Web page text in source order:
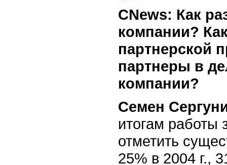
CNews: Как
компании?
партнерской
партнеры в
компании?
Семен
итогам работы
отметить
25% в 2004 г.,